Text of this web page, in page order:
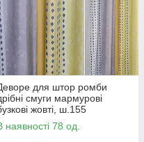
для штор ромби
смуги мармурові
жовті, ш.155
наявності 78 од.